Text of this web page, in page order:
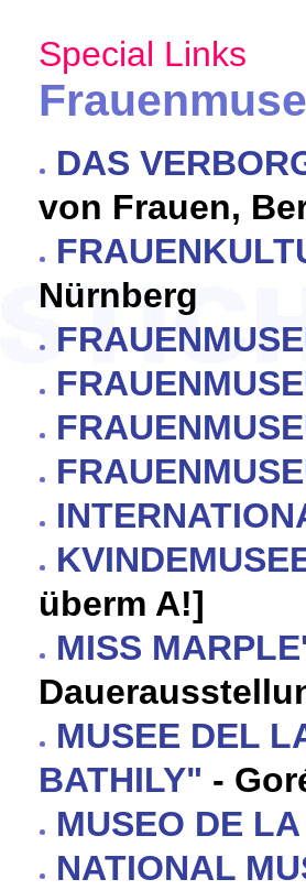
Special Links
DAS
von Frauen,
Nürnberg
überm A!]
MISS
MUSEE DEL
BATHILY" -
MUSEO DE
NATIONAL